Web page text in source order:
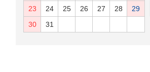
23
24 25 26 27 28
29
30
31